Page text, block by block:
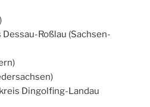
Dessau-Roßlau (Sachsen-
Dingolfing-Landau